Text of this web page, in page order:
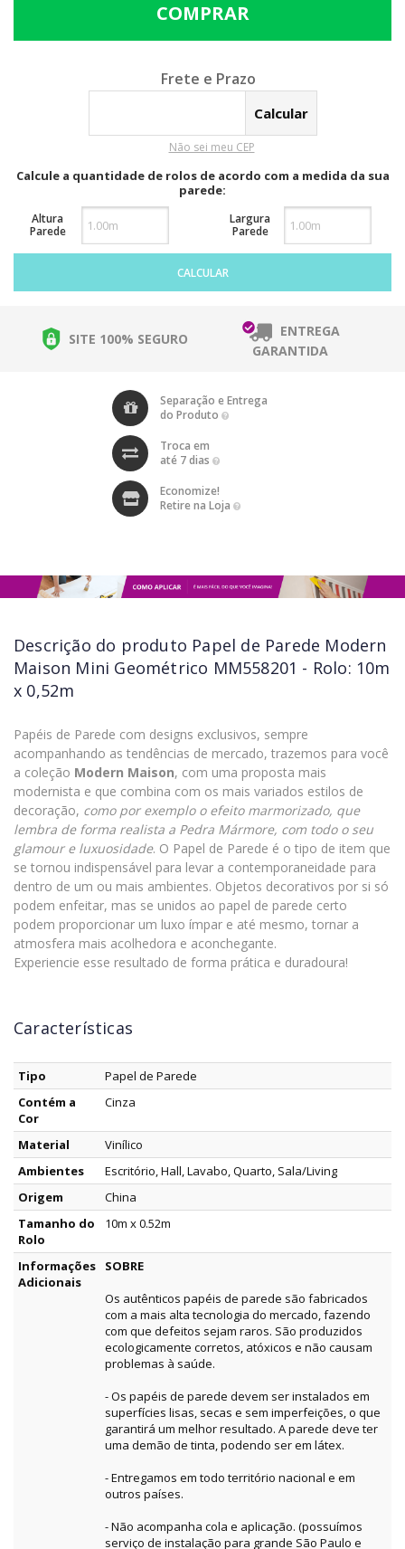
Calcular o Frete
Não sei meu CEP
Calcule a quantidade de rolos de acordo com a medida da sua
parede:
Altura
Parede
Largura
Parede
CALCULAR
SITE 100% SEGURO
ENTREGA
GARANTIDA
Separação e Entrega
do Produto
Troca em
até 7 dias
Economize!
Retire na Loja
Descrição do produto Papel de Parede Modern
Maison Mini Geométrico MM558201 - Rolo: 10m
x 0,52m
Papéis de Parede com designs exclusivos, sempre
acompanhando as tendências de mercado, trazemos para você
a coleção Modern Maison, com uma proposta mais
modernista e que combina com os mais variados estilos de
decoração, como por exemplo o efeito marmorizado, que
lembra de forma realista a Pedra Mármore, com todo o seu
glamour e luxuosidade. O Papel de Parede é o tipo de item que
se tornou indispensável para levar a contemporaneidade para
dentro de um ou mais ambientes. Objetos decorativos por si só
podem enfeitar, mas se unidos ao papel de parede certo
podem proporcionar um luxo ímpar e até mesmo, tornar a
atmosfera mais acolhedora e aconchegante.
Experiencie esse resultado de forma prática e duradoura!
Características
Tipo
Papel de Parede
Contém a
Cor
Cinza
Material
Vinílico
Ambientes
Escritório, Hall, Lavabo, Quarto, Sala/Living
Origem
China
Tamanho do
Rolo
10m x 0.52m
Informações
Adicionais
SOBRE
Os autênticos papéis de parede são fabricados
com a mais alta tecnologia do mercado, fazendo
com que defeitos sejam raros. São produzidos
ecologicamente corretos, atóxicos e não causam
problemas à saúde.
- Os papéis de parede devem ser instalados em
superfícies lisas, secas e sem imperfeições, o que
garantirá um melhor resultado. A parede deve ter
uma demão de tinta, podendo ser em látex.
- Entregamos em todo território nacional e em
outros países.
- Não acompanha cola e aplicação. (possuímos
serviço de instalação para grande São Paulo e